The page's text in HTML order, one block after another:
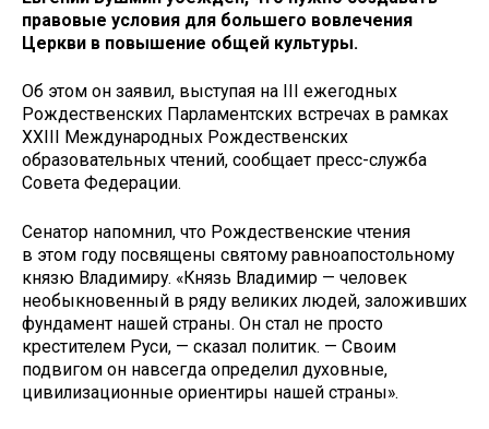
правовые условия для большего вовлечения
Церкви в повышение общей культуры.
Об этом он заявил, выступая на III ежегодных
Рождественских Парламентских встречах в рамках
XXIII Международных Рождественских
образовательных чтений, сообщает пресс-служба
Совета Федерации.
Сенатор напомнил, что Рождественские чтения
в этом году посвящены святому равноапостольному
князю Владимиру. «Князь Владимир — человек
необыкновенный в ряду великих людей, заложивших
фундамент нашей страны. Он стал не просто
крестителем Руси, — сказал политик. — Своим
подвигом он навсегда определил духовные,
цивилизационные ориентиры нашей страны».